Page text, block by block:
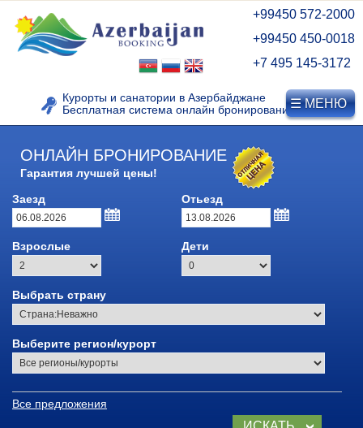
Курорты и санатории в Азербайджане
Бесплатная система онлайн бронирования
+99450 572-2000
+99450 450-0018
+7 495 145-3172
КУРОРТЫ АЗЕРБАЙДЖАНА
Видео о Нафталане
Лечебные курорты
Азербайджана
Курорт Нафталан
Дуздаг, Нахичевань
Горнолыжные курорты
Шахдаг (Кусары)
☰ МЕНЮ
ОНЛАЙН БРОНИРОВАНИЕ
Гарантия лучшей цены!
Заезд
Отьезд
Взрослые Дети
Выбрать страну
Выберите регион/курорт
Все предложения